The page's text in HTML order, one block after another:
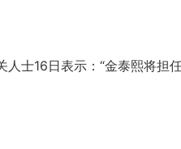
士16日表示：“金泰熙将担